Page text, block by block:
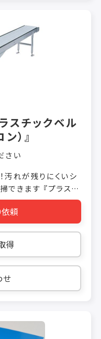
採用 樹脂・金網
面を強化
スチックベル
）』
さい
汚れが残りにくいシ
きます 『プラスチ
ン）』は、IP65防水
で洗浄ができる軽搬
など、 安全対策
、 スリップレス、蛇
優れています。
プレス・蛇行レス
頼
得
せ